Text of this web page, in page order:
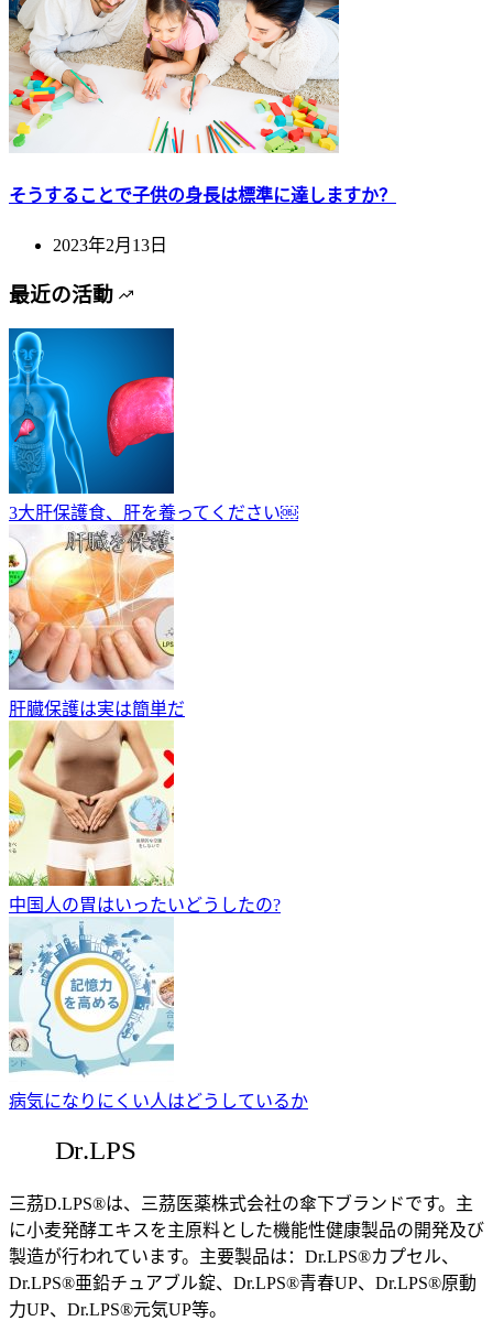
そうすることで子供の身長は標準に達しますか？
2023年2月13日
最近の活動
3大肝保護食、肝を養ってください￼
肝臓保護は実は簡単だ
中国人の胃はいったいどうしたの?
病気になりにくい人はどうしているか
三茘D.LPS®は、三茘医薬株式会社の傘下ブランドです。主
に小麦発酵エキスを主原料とした機能性健康製品の開発及び
製造が行われています。主要製品は：Dr.LPS®カプセル、
Dr.LPS®亜鉛チュアブル錠、Dr.LPS®青春UP、Dr.LPS®原動
力UP、Dr.LPS®元気UP等。